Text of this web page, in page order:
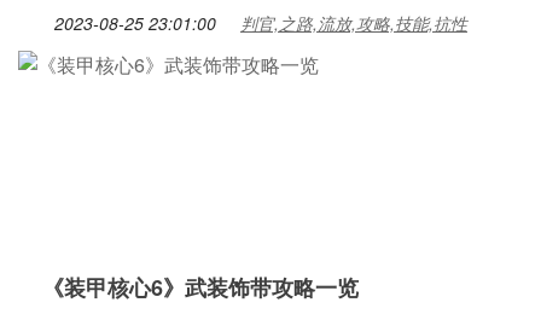
2023-08-25 23:01:00 判官,之路,流放,攻略,技能,抗性
《装甲核心6》武装饰带攻略一览